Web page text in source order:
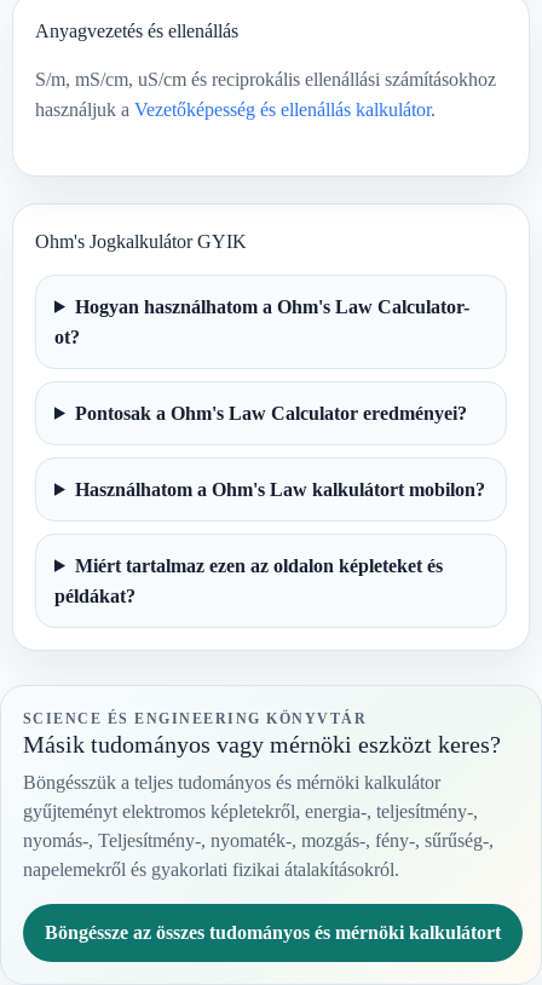
Anyagvezetés és ellenállás
S/m, mS/cm, uS/cm és reciprokális ellenállási számításokhoz
használjuk a Vezetőképesség és ellenállás kalkulátor.
Ohm's Jogkalkulátor GYIK
Hogyan használhatom a Ohm's Law Calculator-
ot?
Pontosak a Ohm's Law Calculator eredményei?
Használhatom a Ohm's Law kalkulátort mobilon?
Miért tartalmaz ezen az oldalon képleteket és
példákat?
SCIENCE ÉS ENGINEERING KÖNYVTÁR
Másik tudományos vagy mérnöki eszközt keres?
Böngésszük a teljes tudományos és mérnöki kalkulátor
gyűjteményt elektromos képletekről, energia-, teljesítmény-,
nyomás-, Teljesítmény-, nyomaték-, mozgás-, fény-, sűrűség-,
napelemekről és gyakorlati fizikai átalakításokról.
Böngéssze az összes tudományos és mérnöki kalkulátort